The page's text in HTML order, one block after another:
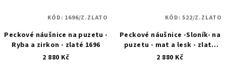
Peckové náušnice na puzetu -
Ryba a zirkon - zlaté 1696
2 880 Kč
KÓD: 1696/Z.ZLATO
Peckové náušnice -Sloník- na
puzetu - mat a lesk - zlaté
522
2 880 Kč
KÓD:522/Z.ZLATO